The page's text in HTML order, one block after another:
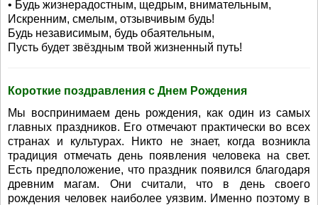
• Будь жизнерадостным, щедрым, внимательным,
Искренним, смелым, отзывчивым будь!
Будь независимым, будь обаятельным,
Пусть будет звёздным твой жизненный путь!
Короткие поздравления с Днем Рождения
Мы воспринимаем день рождения, как один из самых
главных праздников. Его отмечают практически во всех
странах и культурах. Никто не знает, когда возникла
традиция отмечать день появления человека на свет.
Есть предположение, что праздник появился благодаря
древним магам. Они считали, что в день своего
рождения человек наиболее уязвим. Именно поэтому в